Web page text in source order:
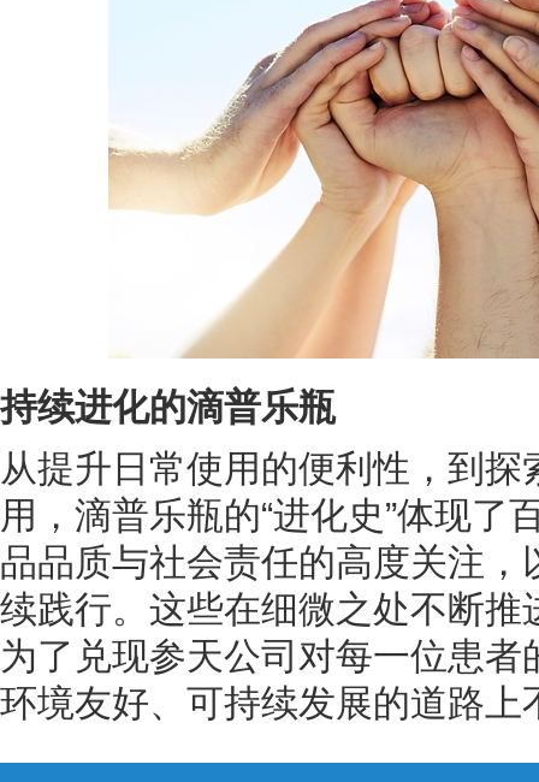
持续进化的滴普乐瓶
从提升日常使用的便利性，到
用，滴普乐瓶的“进化史”体现了
品品质与社会责任的高度关注
续践行。这些在细微之处不断
为了兑现参天公司对每一位患
环境友好、可持续发展的道路上